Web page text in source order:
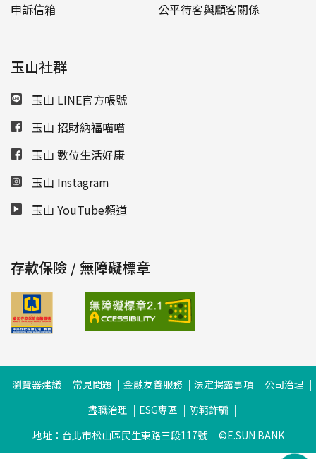
申訴信箱
公平待客與顧客關係
玉山社群
玉山 LINE官方帳號
玉山 招財納福喵喵
玉山 數位生活好康
玉山 Instagram
玉山 YouTube頻道
存款保險 / 無障礙標章
瀏覽器建議 常見問題 金融友善服務 法定揭露事項
公司治理
盡職治理
ESG專區
防範詐騙
地址：台北市松山區民生東路三段117號
©E.SUN BANK